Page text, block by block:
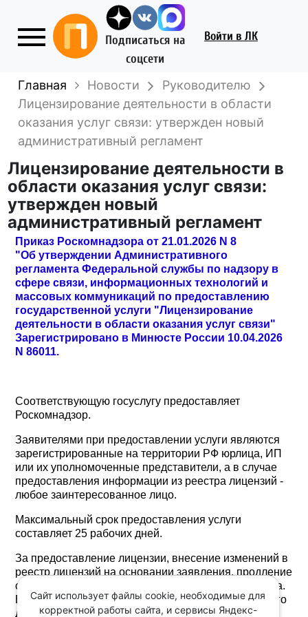
Подписаться на
соцсети
Войти в ЛК
Главная Новости
Руководителю
Лицензирование деятельности в области
оказания услуг связи: утвержден новый
административный регламент
Лицензирование деятельности в
области оказания услуг связи:
утвержден новый
административный регламент
Приказ Роскомнадзора от 21.01.2026 N 8
"Об утверждении Административного
регламента Федеральной службы по надзору в
сфере связи, информационных технологий и
массовых коммуникаций по предоставлению
государственной услуги "Лицензирование
деятельности в области оказания услуг связи"
Зарегистрировано в Минюсте России 10.04.2026
N 86011.
Соответствующую госуслугу предоставляет
Роскомнадзор.
Заявителями при предоставлении услуги являются
зарегистрированные на территории РФ юрлица, ИП
или их уполномоченные представители, а в случае
предоставления информации из реестра лицензий -
любое заинтересованное лицо.
Максимальный срок предоставления услуги
составляет 25 рабочих дней.
За предоставление лицензии, внесение изменений в
реестр лицензий на основании заявления, продление
срока действия лицензии уплачивается госпошлина.
Выписка из реестра лицензий в форме электронного
документа предоставляется без взимания платы.
Сайт использует файлы cookie, необходимые для
корректной работы сайта, и сервисы Яндекс-